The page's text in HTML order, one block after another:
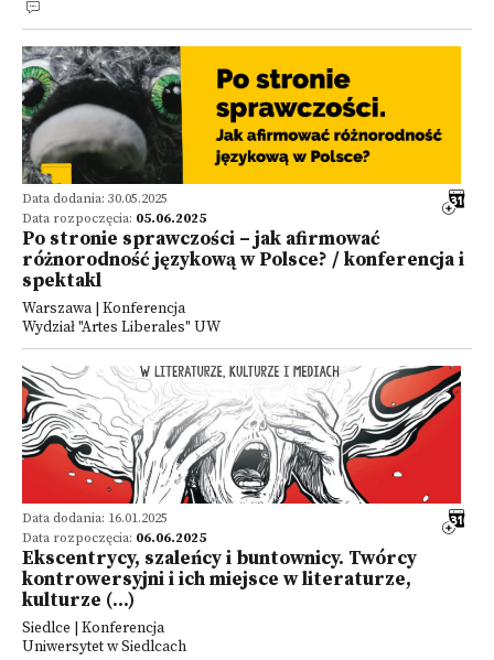
Data dodania: 30.05.2025
Data rozpoczęcia: 05.06.2025
Po stronie sprawczości – jak afirmować
różnorodność językową w Polsce? / konferencja i
spektakl
Warszawa | Konferencja
Wydział "Artes Liberales" UW
Data dodania: 16.01.2025
Data rozpoczęcia: 06.06.2025
Ekscentrycy, szaleńcy i buntownicy. Twórcy
kontrowersyjni i ich miejsce w literaturze,
kulturze (...)
Siedlce | Konferencja
Uniwersytet w Siedlcach